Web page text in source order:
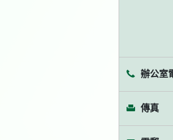
辦公室
傳真